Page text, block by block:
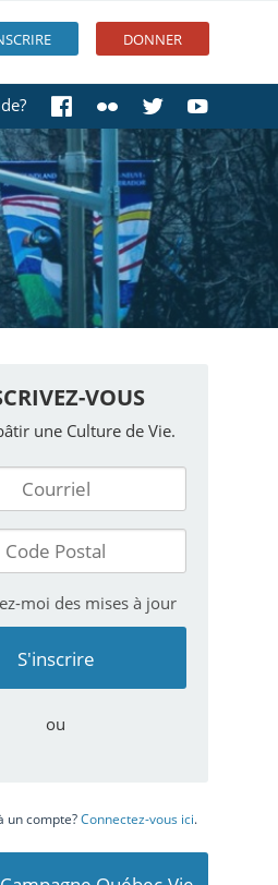
DONNER
VOUS
une Culture de Vie.
moi des mises à jour
ou
un compte?Connectez-vous ici.